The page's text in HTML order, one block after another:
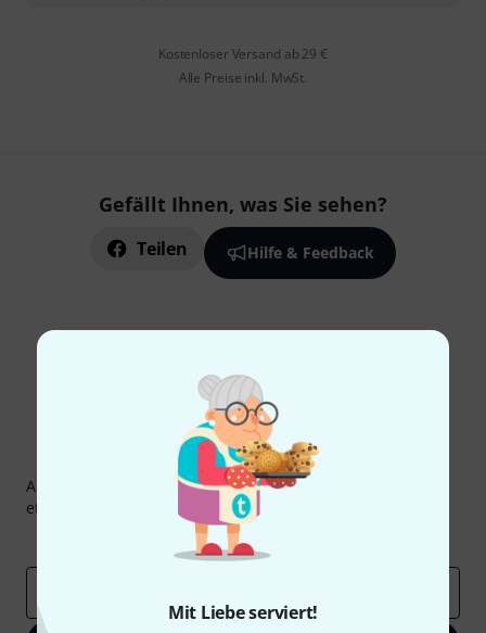
Mit Liebe serviert!
Kostenloser Versand ab 29 €
Alle Preise inkl. MwSt.
Gefällt Ihnen, was Sie sehen?
Teilen Hilfe & Feedback
Thomann Newsletter
Abonniere den Thomann Newsletter und gewinne mit
etwas Glück einen von
50 Gutscheinen
Inspirierende Beiträge